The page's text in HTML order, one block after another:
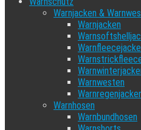
Warnjacken &
Warnjacken
Warnwesten
Warnhosen
Warnbundhosen